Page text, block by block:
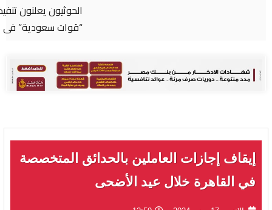
الحوثيون يعلنون تنفيذ عملية عسكرية واسعة ضد
إيقاف إجازات العاملين بالحدائق المتخصصة
في القاهرة خلال عيد الأضحى